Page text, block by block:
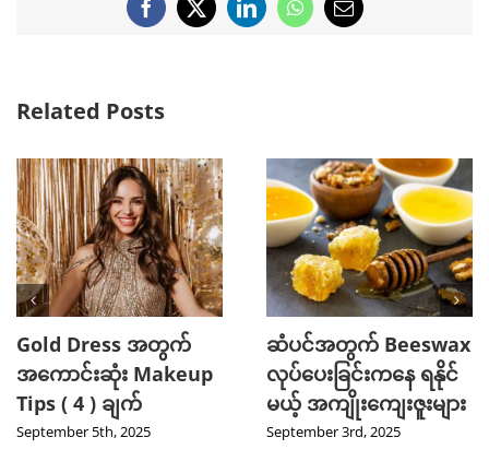
Facebook
X LinkedInWhatsApp
Email
Related Posts
နိုင်
ျား
2025 TikTok မှာ Trend
ဖြစ်ခဲ့တဲ့ Hot Beauty
Product ( 5 ) မျိုး
August 27th, 2025
သင့်ဆံကေသာ
ကျန်းမာသန်စွမ်
Curry Leaves
အံ့ဖွယ်နည်းလမ်း